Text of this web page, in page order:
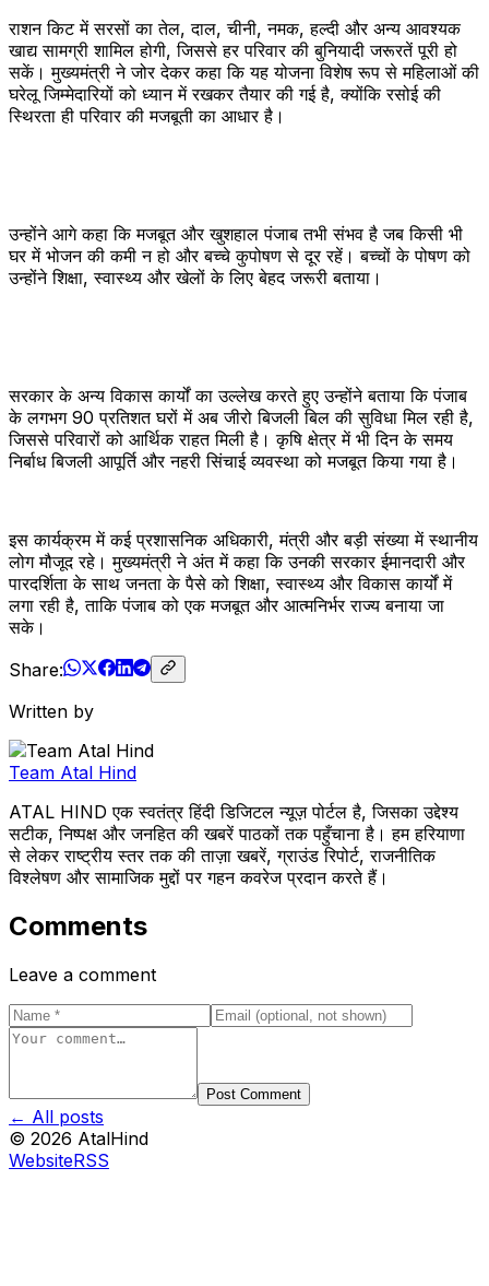
राशन किट में सरसों का तेल, दाल, चीनी, नमक, हल्दी और अन्य आवश्यक
खाद्य सामग्री शामिल होगी, जिससे हर परिवार की बुनियादी जरूरतें पूरी हो
सकें। मुख्यमंत्री ने जोर देकर कहा कि यह योजना विशेष रूप से महिलाओं की
घरेलू जिम्मेदारियों को ध्यान में रखकर तैयार की गई है, क्योंकि रसोई की
स्थिरता ही परिवार की मजबूती का आधार है।
उन्होंने आगे कहा कि मजबूत और खुशहाल पंजाब तभी संभव है जब किसी भी
घर में भोजन की कमी न हो और बच्चे कुपोषण से दूर रहें। बच्चों के पोषण को
उन्होंने शिक्षा, स्वास्थ्य और खेलों के लिए बेहद जरूरी बताया।
सरकार के अन्य विकास कार्यों का उल्लेख करते हुए उन्होंने बताया कि पंजाब
के लगभग 90 प्रतिशत घरों में अब जीरो बिजली बिल की सुविधा मिल रही है,
जिससे परिवारों को आर्थिक राहत मिली है। कृषि क्षेत्र में भी दिन के समय
निर्बाध बिजली आपूर्ति और नहरी सिंचाई व्यवस्था को मजबूत किया गया है।
इस कार्यक्रम में कई प्रशासनिक अधिकारी, मंत्री और बड़ी संख्या में स्थानीय
लोग मौजूद रहे। मुख्यमंत्री ने अंत में कहा कि उनकी सरकार ईमानदारी और
पारदर्शिता के साथ जनता के पैसे को शिक्षा, स्वास्थ्य और विकास कार्यों में
लगा रही है, ताकि पंजाब को एक मजबूत और आत्मनिर्भर राज्य बनाया जा
सके।
Share:
Written by
Team Atal Hind
ATAL HIND एक स्वतंत्र हिंदी डिजिटल न्यूज़ पोर्टल है, जिसका उद्देश्य
सटीक, निष्पक्ष और जनहित की खबरें पाठकों तक पहुँचाना है। हम हरियाणा
से लेकर राष्ट्रीय स्तर तक की ताज़ा खबरें, ग्राउंड रिपोर्ट, राजनीतिक
विश्लेषण और सामाजिक मुद्दों पर गहन कवरेज प्रदान करते हैं।
Comments
Leave a comment
Post Comment
← All posts
© 2026 AtalHind
WebsiteRSS